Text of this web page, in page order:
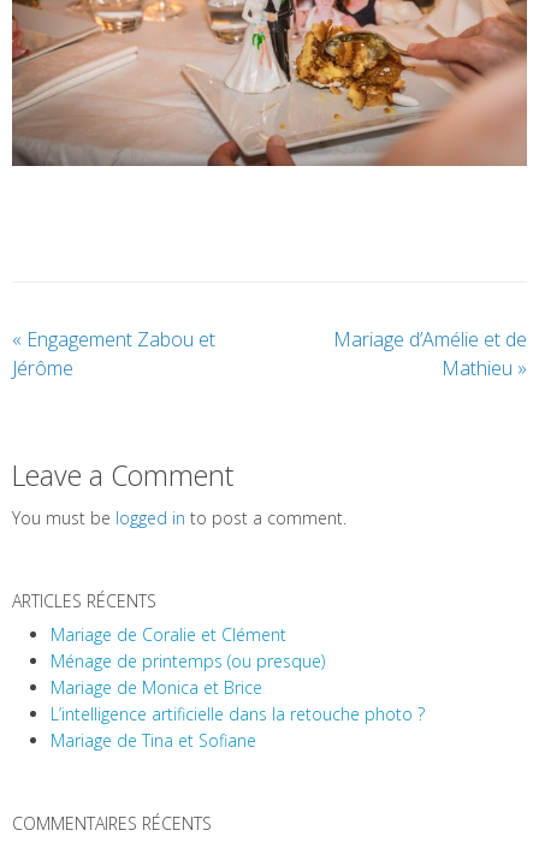
« Engagement Zabou et
Jérôme
Mariage d’Amélie et de
Mathieu »
Leave a Comment
You must be logged in to post a comment.
ARTICLES RÉCENTS
Mariage de Coralie et Clément
Ménage de printemps (ou presque)
Mariage de Monica et Brice
L’intelligence artificielle dans la retouche photo ?
Mariage de Tina et Sofiane
COMMENTAIRES RÉCENTS